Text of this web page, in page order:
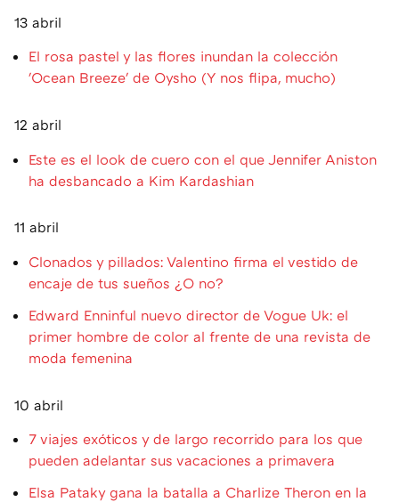
13 abril
El rosa pastel y las flores inundan la colección
'Ocean Breeze' de Oysho (Y nos flipa, mucho)
12 abril
Este es el look de cuero con el que Jennifer Aniston
ha desbancado a Kim Kardashian
11 abril
Clonados y pillados: Valentino firma el vestido de
encaje de tus sueños ¿O no?
Edward Enninful nuevo director de Vogue Uk: el
primer hombre de color al frente de una revista de
moda femenina
10 abril
7 viajes exóticos y de largo recorrido para los que
pueden adelantar sus vacaciones a primavera
Elsa Pataky gana la batalla a Charlize Theron en la